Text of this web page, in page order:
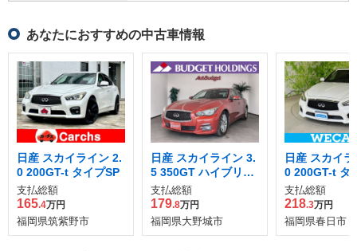
あなたにおすすめの中古車情報
日産 スカイライン 2.
0 200GT-t タイプSP
支払総額
165.4万円
福岡県筑紫野市
日産 スカイライン 3.
5 350GT ハイブリッ
ド タイプP
支払総額
179.8万円
福岡県大野城市
日産 スカイ
0 200GT-t タ
60th リミテ
支払総額
218.3万円
福岡県春日市